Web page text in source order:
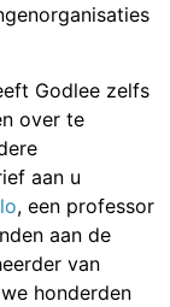
Godlee zelfs
over te
aan u
, een professor
aan de
van
honderden